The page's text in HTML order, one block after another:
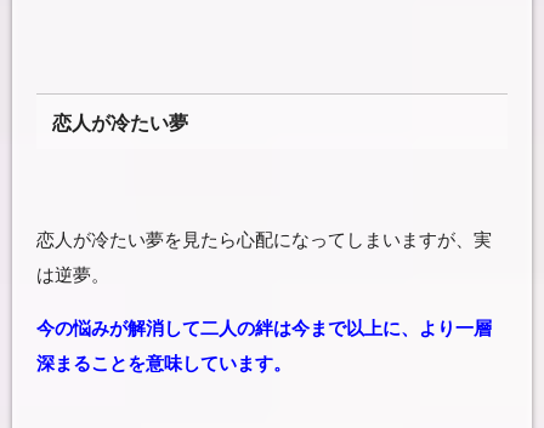
恋人が冷たい夢
恋人が冷たい夢を見たら心配になってしまいますが、実
は逆夢。
今の悩みが解消して二人の絆は今まで以上に、より一層
深まることを意味しています。